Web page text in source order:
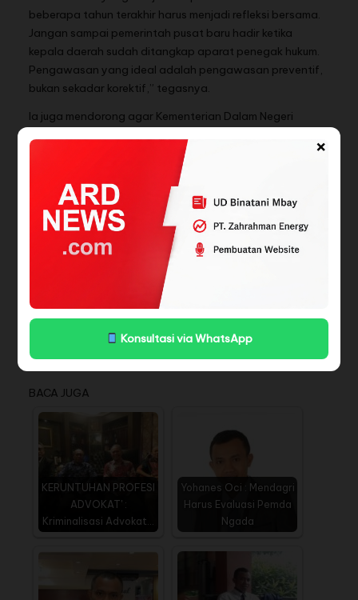
×
Konsultasi via WhatsApp
beberapa tahun terakhir harus menjadi refleksi bersama.
Jangan sampai pemerintah pusat baru hadir ketika
kepala daerah sudah ditangkap aparat penegak hukum.
Pengawasan yang ideal adalah pengawasan preventif,
bukan sekadar korektif,” tegasnya.
Ia juga mendorong agar Kementerian Dalam Negeri
Pemerintah (APIP) di daerah serta lembaga penegak
hukum. Dengan koordinasi yang kuat, menurutnya,
potensi penyimpangan kebijakan dan keuangan daerah
dapat ditekan sebelum berkembang menjadi tindak
pidana korupsi.
“Maraknya korupsi di daerah bukan alasan untuk
melemahkan otonomi, tetapi justru menjadi dasar untuk
memperbaiki tata kelola dan mempertegas peran
Mendagri dalam sistem hubungan pusat dan daerah.
Tanpa pengawasan yang kuat, desentralisasi hanya
akan memindahkan praktik korupsi dari pusat ke daerah,”
BACA JUGA
KERUNTUHAN PROFESI
ADVOKAT' :
Kriminalisasi Advokat…
Yohanes Oci : Mendagri
Harus Evaluasi Pemda
Ngada